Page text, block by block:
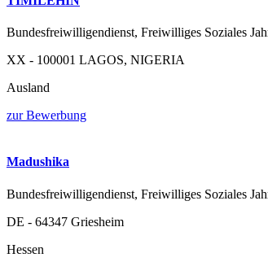
Bundesfreiwilligendienst, Freiwilliges Soziales
XX - 100001 LAGOS, NIGERIA
Ausland
zur Bewerbung
Madushika
Bundesfreiwilligendienst, Freiwilliges Soziales
DE - 64347 Griesheim
Hessen